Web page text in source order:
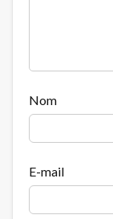
Nom
E-mail